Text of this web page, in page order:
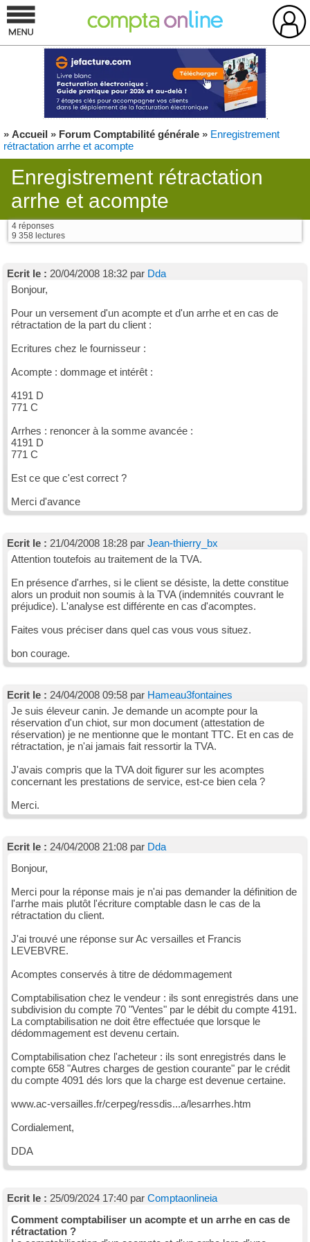
» Accueil » Forum Comptabilité générale » Enregistrement
rétractation arrhe et acompte
Enregistrement rétractation
arrhe et acompte
4 réponses
9 358 lectures
Ecrit le : 20/04/2008 18:32 par Dda
Bonjour,
Pour un versement d'un acompte et d'un arrhe et en cas de
rétractation de la part du client :
Ecritures chez le fournisseur :
Acompte : dommage et intérêt :
4191 D
771 C
Arrhes : renoncer à la somme avancée :
4191 D
771 C
Est ce que c'est correct ?
Merci d'avance
Ecrit le : 21/04/2008 18:28 par Jean-thierry_bx
Attention toutefois au traitement de la TVA.
En présence d'arrhes, si le client se désiste, la dette constitue
alors un produit non soumis à la TVA (indemnités couvrant le
préjudice). L'analyse est différente en cas d'acomptes.
Faites vous préciser dans quel cas vous vous situez.
bon courage.
Ecrit le : 24/04/2008 09:58 par Hameau3fontaines
Je suis éleveur canin. Je demande un acompte pour la
réservation d'un chiot, sur mon document (attestation de
réservation) je ne mentionne que le montant TTC. Et en cas de
rétractation, je n'ai jamais fait ressortir la TVA.
J'avais compris que la TVA doit figurer sur les acomptes
concernant les prestations de service, est-ce bien cela ?
Merci.
Ecrit le : 24/04/2008 21:08 par Dda
Bonjour,
Merci pour la réponse mais je n'ai pas demander la définition de
l'arrhe mais plutôt l'écriture comptable dasn le cas de la
rétractation du client.
J'ai trouvé une réponse sur Ac versailles et Francis
LEVEBVRE.
Acomptes conservés à titre de dédommagement
Comptabilisation chez le vendeur : ils sont enregistrés dans une
subdivision du compte 70 "Ventes" par le débit du compte 4191.
La comptabilisation ne doit être effectuée que lorsque le
dédommagement est devenu certain.
Comptabilisation chez l'acheteur : ils sont enregistrés dans le
compte 658 "Autres charges de gestion courante" par le crédit
du compte 4091 dés lors que la charge est devenue certaine.
www.ac-versailles.fr/cerpeg/ressdis...a/lesarrhes.htm
Cordialement,
DDA
Ecrit le : 25/09/2024 17:40 par Comptaonlineia
Comment comptabiliser un acompte et un arrhe en cas de
rétractation ?